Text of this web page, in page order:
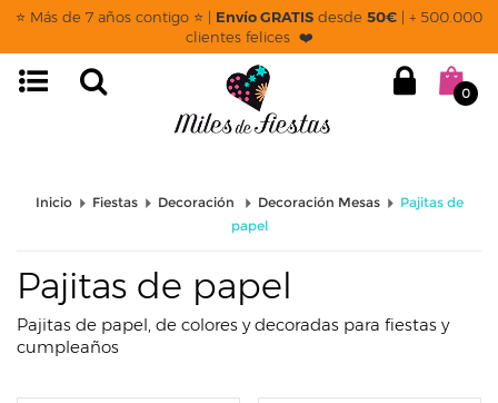
⭐ Más de 7 años contigo ⭐ | Envío GRATIS desde 50€ | + 500.000
clientes felices ❤️
0
page: listado
Inicio Fiestas Decoración Decoración Mesas
Pajitas de
papel
Pajitas de papel
Pajitas de papel, de colores y decoradas para fiestas y
cumpleaños